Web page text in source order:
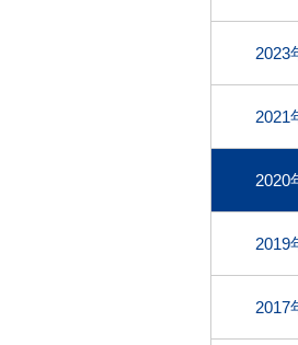
2023
2021
2020
2019
2017